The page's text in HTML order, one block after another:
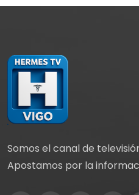
Somos el canal de
Apostamos por la